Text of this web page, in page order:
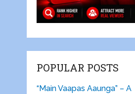
POPULAR POSTS
“Main Vaapas Aaunga” – A